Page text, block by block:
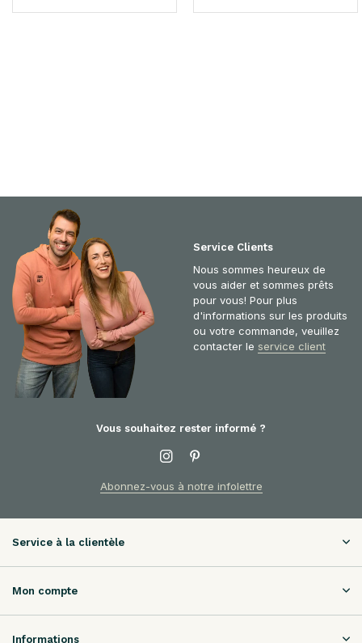
Service Clients
Nous sommes heureux de
vous aider et sommes prêts
pour vous! Pour plus
d'informations sur les produits
ou votre commande, veuillez
contacter le service client
Vous souhaitez rester informé ?
Abonnez-vous à notre infolettre
Service à la clientèle
Mon compte
Informations